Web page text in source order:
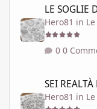
LE SOGLIE
Hero81 in
0
SEI REALTÀ
Hero81 in